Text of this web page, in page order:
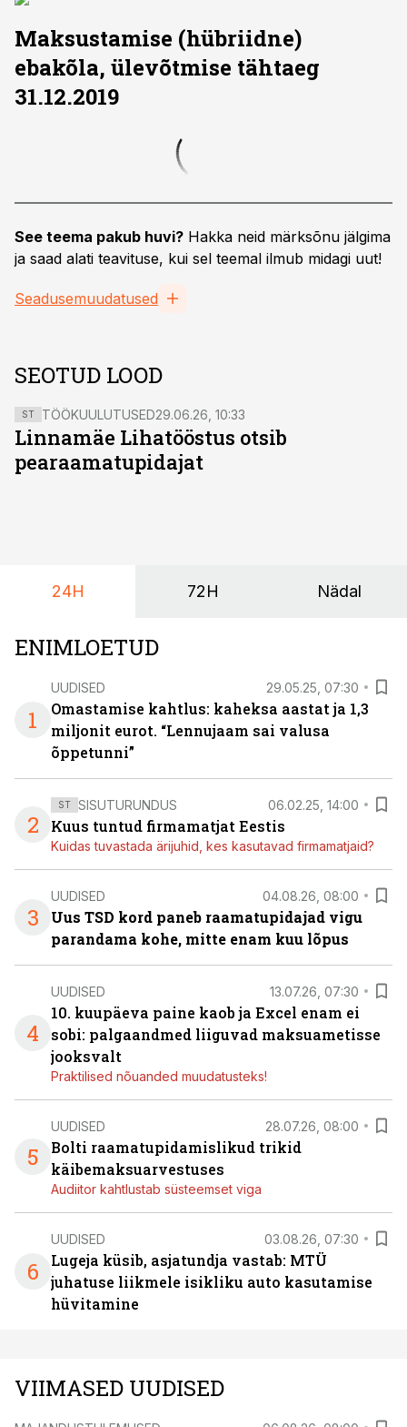
Maksustamise (hübriidne)
ebakõla, ülevõtmise tähtaeg
31.12.2019
See teema pakub huvi? Hakka neid märksõnu jälgima
ja saad alati teavituse, kui sel teemal ilmub midagi uut!
Seadusemuudatused
SEOTUD LOOD
ST TÖÖKUULUTUSED29.06.26, 10:33
Linnamäe Lihatööstus otsib
pearaamatupidajat
24H 72H Nädal
ENIMLOETUD
1
UUDISED 29.05.25, 07:30
Omastamise kahtlus: kaheksa aastat ja 1,3
miljonit eurot. “Lennujaam sai valusa
õppetunni”
2
ST SISUTURUNDUS 06.02.25, 14:00
Kuus tuntud firmamatjat Eestis
Kuidas tuvastada ärijuhid, kes kasutavad firmamatjaid?
3
UUDISED 04.08.26, 08:00
Uus TSD kord paneb raamatupidajad vigu
parandama kohe, mitte enam kuu lõpus
4
UUDISED 13.07.26, 07:30
10. kuupäeva paine kaob ja Excel enam ei
sobi: palgaandmed liiguvad maksuametisse
jooksvalt
Praktilised nõuanded muudatusteks!
5
UUDISED 28.07.26, 08:00
Bolti raamatupidamislikud trikid
käibemaksuarvestuses
Audiitor kahtlustab süsteemset viga
6
UUDISED 03.08.26, 07:30
Lugeja küsib, asjatundja vastab: MTÜ
juhatuse liikmele isikliku auto kasutamise
hüvitamine
VIIMASED UUDISED